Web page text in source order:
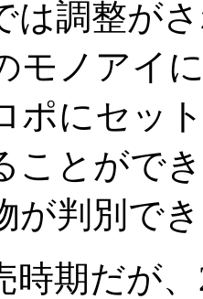
は調整が
モノアイ
ポにセッ
ことがで
が判別で
期だが